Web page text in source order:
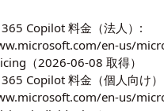
Copilot 料金（法人）:
en-us/
（2026-06-08 取得）
Copilot 料金（個人向け
en-us/